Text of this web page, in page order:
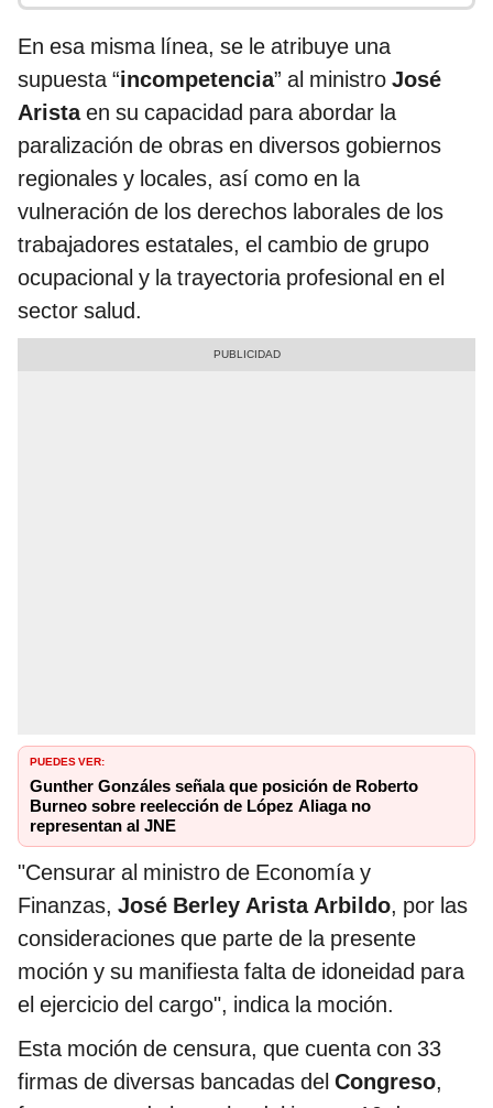
En esa misma línea, se le atribuye una
supuesta “incompetencia” al ministro José
Aristaen su capacidad para abordar la
paralización de obras en diversos gobiernos
regionales y locales, así como en la
vulneración de los derechos laborales de los
trabajadores estatales, el cambio de grupo
ocupacional y la trayectoria profesional en el
sector salud.
PUEDES VER:
Gunther Gonzáles señala que posición de Roberto
Burneo sobre reelección de López Aliaga no
representan al JNE
"Censurar al ministro de Economía y
Finanzas, José Berley Arista Arbildo, por las
consideraciones que parte de la presente
moción y su manifiesta falta de idoneidad para
el ejercicio del cargo", indica la moción.
Esta moción de censura, que cuenta con 33
firmas de diversas bancadas del Congreso,